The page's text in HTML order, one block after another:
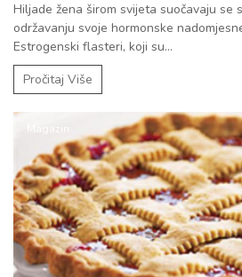
Hiljade žena širom svijeta suočavaju se
održavanju svoje hormonske
Estrogenski flasteri, koji su...
Pročitaj Više